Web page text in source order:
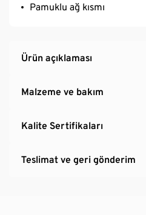
Pamuklu ağ kısmı
Ürün açıklaması
Malzeme ve bakım
Kalite Sertifikaları
Teslimat ve geri gönderim